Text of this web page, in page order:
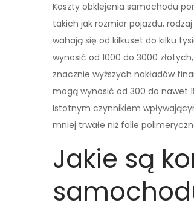
Koszty obklejenia samochodu
takich jak rozmiar pojazdu,
wahają się od kilkuset do kilku
wynosić od 1000 do 3000
znacznie wyższych nakładów
mogą wynosić od 300 do nawet
Istotnym czynnikiem
mniej trwałe niż folie
Jakie są